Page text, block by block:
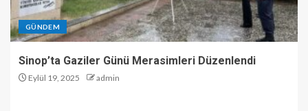
GÜNDEM
Sinop’ta Gaziler Günü Merasimleri Düzenlendi
Eylül 19, 2025 admin